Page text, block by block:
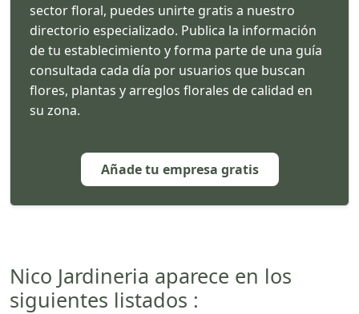
sector floral, puedes unirte gratis a nuestro
directorio especializado. Publica la información
de tu establecimiento y forma parte de una guía
consultada cada día por usuarios que buscan
flores, plantas y arreglos florales de calidad en
su zona.
Añade tu empresa gratis
Nico Jardineria aparece en los
siguientes listados :